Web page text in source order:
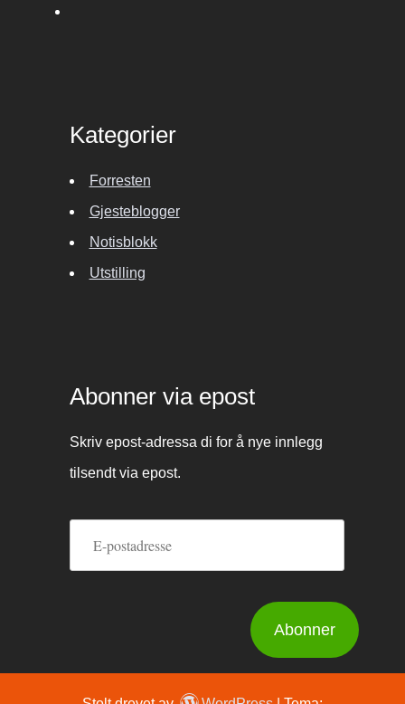
Kategorier
Forresten
Gjesteblogger
Notisblokk
Utstilling
Abonner via epost
Skriv epost-adressa di for å nye innlegg
tilsendt via epost.
Abonner